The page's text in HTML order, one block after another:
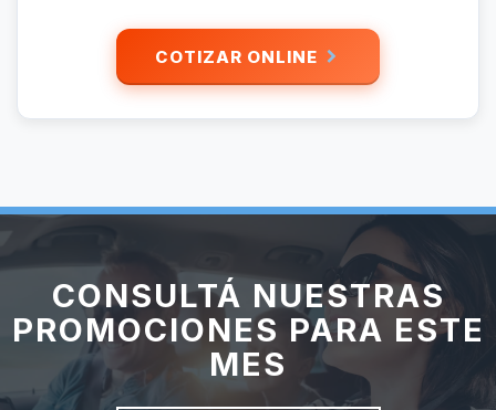
COTIZAR ONLINE
CONSULTÁ NUESTRAS
PROMOCIONES PARA ESTE
MES